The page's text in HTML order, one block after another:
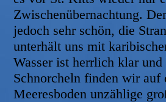
Zwischenübernachtung.
jedoch sehr schön, die
unterhält uns mit
Wasser ist herrlich klar und
Schnorcheln finden wir auf
Meeresboden unzählige